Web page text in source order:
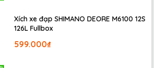
Xích xe đạp SHIMANO DEORE M6100 12S
126L Fullbox
599.000₫